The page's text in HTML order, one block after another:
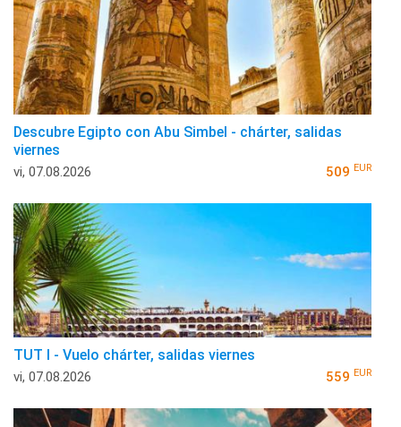
Descubre Egipto con Abu Simbel - chárter, salidas
viernes
vi, 07.08.2026 509 EUR
TUT I - Vuelo chárter, salidas viernes
vi, 07.08.2026 559 EUR